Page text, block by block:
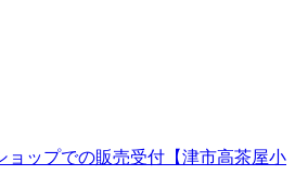
ョップでの販売受付【津市高茶屋小